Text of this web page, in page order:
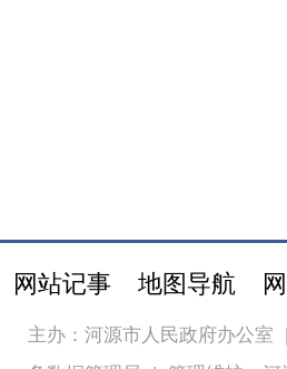
网站记事 地图导航
主办：河源市人民政府办公室